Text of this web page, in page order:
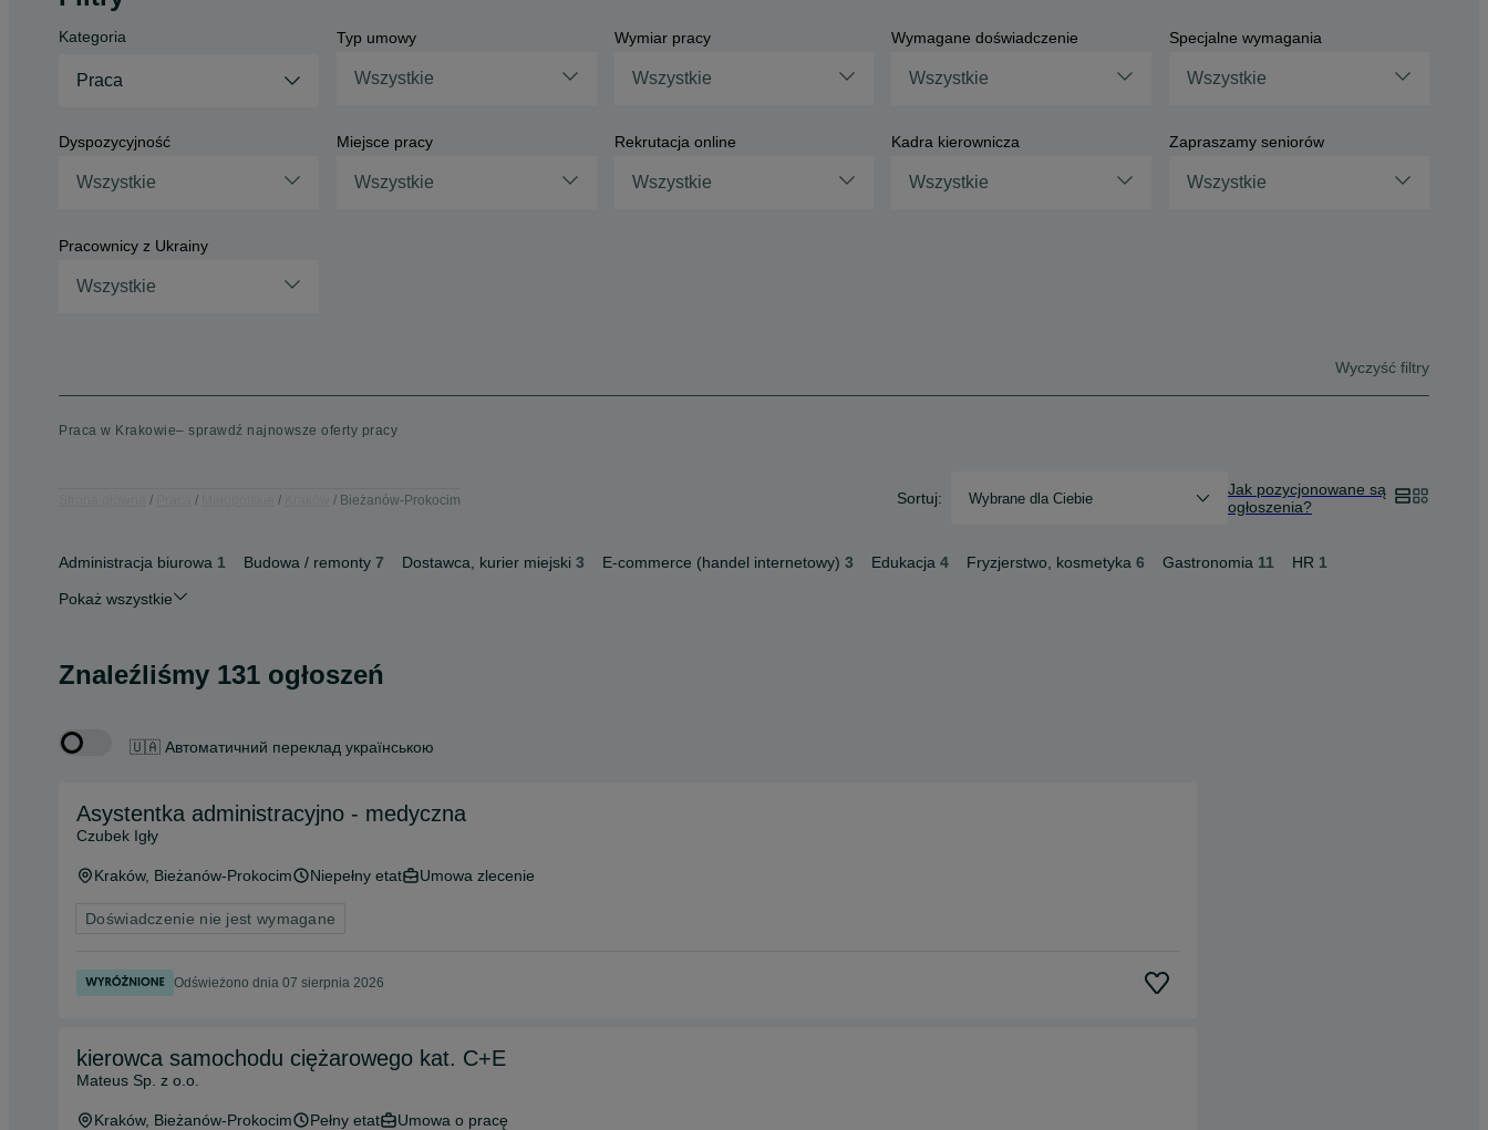
Kategoria
Praca
Typ umowy
Wszystkie
Wymiar pracy
Wszystkie
Wymagane doświadczenie
Wszystkie
Specjalne wymagania
Wszystkie
Dyspozycyjność
Wszystkie
Miejsce pracy
Wszystkie
Rekrutacja online
Wszystkie
Kadra kierownicza
Wszystkie
Zapraszamy seniorów
Wszystkie
Pracownicy z Ukrainy
Wszystkie
Wyczyść filtry
Praca w Krakowie– sprawdź najnowsze oferty pracy
Bieżanów-Prokocim Sortuj: Wybrane dla Ciebie
Jak pozycjonowane są
ogłoszenia?
Administracja biurowa 1 Budowa / remonty 7 Dostawca, kurier miejski 3 E-commerce (handel internetowy) 3 Edukacja 4 Fryzjerstwo, kosmetyka 6 Gastronomia 11 HR 1
Pokaż wszystkie
Znaleźliśmy 131 ogłoszeń
🇺🇦 Автоматичний переклад українською
Asystentka administracyjno - medyczna
Czubek Igły
Kraków, Bieżanów-Prokocim Niepełny etat Umowa zlecenie
Doświadczenie nie jest wymagane
Odświeżono dnia 07 sierpnia 2026
kierowca samochodu ciężarowego kat. C+E
Mateus Sp. z o.o.
Kraków, Bieżanów-Prokocim Pełny etat Umowa o pracę